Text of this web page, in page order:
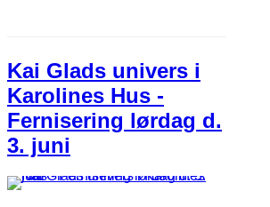
Kai Glads univers i
Karolines Hus -
Fernisering lørdag d.
3. juni